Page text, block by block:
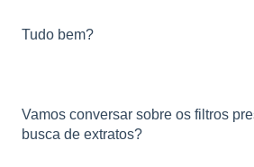
Tudo bem?
Vamos conversar sobre os filtros
busca de extratos?